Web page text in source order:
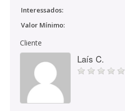
Interessados:
Valor Mínimo:
Cliente
Laís C.